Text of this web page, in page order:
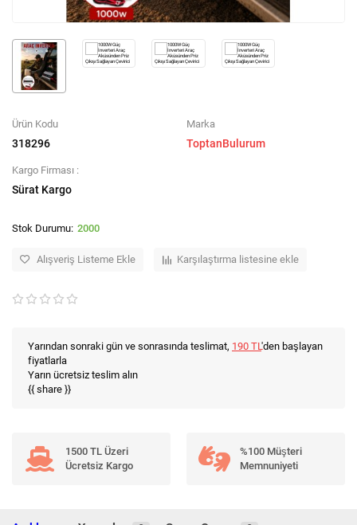
Ürün Kodu
318296
Marka
ToptanBulurum
Kargo Firması :
Sürat Kargo
2000
Alışveriş Listeme Ekle Karşılaştırma listesine ekle
Yarından sonraki gün ve sonrasında teslimat, 190 TL'den başlayan
fiyatlarla
Yarın ücretsiz teslim alın
{{ share }}
1500 TL Üzeri
Ücretsiz Kargo
%100 Müşteri
Memnuniyeti